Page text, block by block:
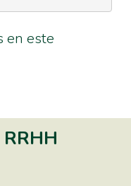
en este